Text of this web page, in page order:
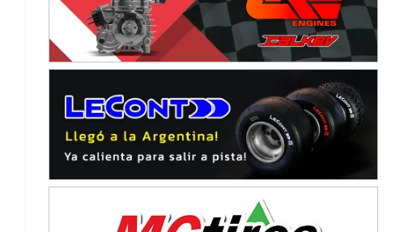
PATAGONICO - F6
Moto Club Reginense (Tierra)
Gral. E. Godoy (Río Negro)
CSK - F7
Humboldt (Santa Fe)
NORESTE SANTAFESINO - F6
Ciudad de Avellaneda (Asfalto)
Avellaneda (Santa Fe)
Rufino (Santa Fe)